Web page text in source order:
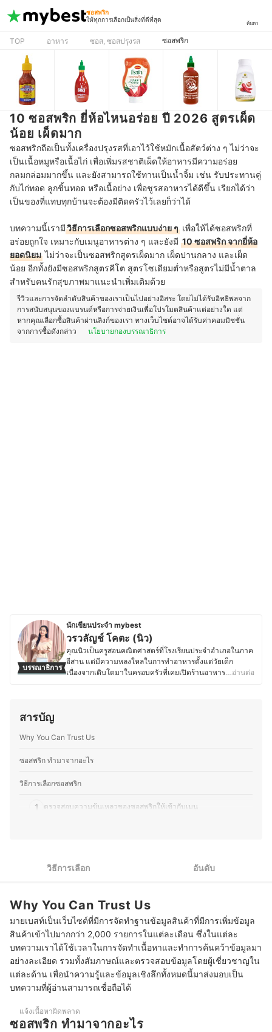
ซอสพริก
ให้ทุกการเลือกเป็นสิ่งที่ดีที่สุด
ค้นหา
TOP อาหาร ซอส, ซอสปรุงรส ซอสพริก
10 ซอสพริก ยี่ห้อไหนอร่อย ปี 2026 สูตรเผ็ด
น้อย เผ็ดมาก
ซอสพริกถือเป็นทั้งเครื่องปรุงรสที่เอาไว้ใช้หมักเนื้อสัตว์ต่าง ๆ ไม่ว่าจะ
เป็นเนื้อหมูหรือเนื้อไก่ เพื่อเพิ่มรสชาติเผ็ดให้อาหารมีความอร่อย
กลมกล่อมมากขึ้น และยังสามารถใช้ทานเป็นน้ำจิ้ม เช่น รับประทานคู่
กับไก่ทอด ลูกชิ้นทอด หรือเนื้อย่าง เพื่อชูรสอาหารได้ดีขึ้น เรียกได้ว่า
เป็นของที่แทบทุกบ้านจะต้องมีติดครัวไว้เลยก็ว่าได้
บทความนี้เรามีวิธีการเลือกซอสพริกแบบง่าย ๆ เพื่อให้ได้ซอสพริกที่
อร่อยถูกใจ เหมาะกับเมนูอาหารต่าง ๆ และยังมี 10 ซอสพริก จากยี่ห้อ
ยอดนิยม ไม่ว่าจะเป็นซอสพริกสูตรเผ็ดมาก เผ็ดปานกลาง และเผ็ด
น้อย อีกทั้งยังมีซอสพริกสูตรคีโต สูตรโซเดียมต่ำหรือสูตรไม่มีน้ำตาล
สำหรับคนรักสุขภาพมาแนะนำเพิ่มเติมด้วย
รีวิวและการจัดลำดับสินค้าของเราเป็นไปอย่างอิสระ โดยไม่ได้รับอิทธิพลจาก
การสนับสนุนของแบรนด์หรือการจ่ายเงินเพื่อโปรโมตสินค้าแต่อย่างใด แต่
หากคุณเลือกซื้อสินค้าผ่านลิงก์ของเรา ทางเว็บไซต์อาจได้รับค่าคอมมิชชั่น
จากการซื้อดังกล่าว
นโยบายกองบรรณาธิการ
บรรณาธิการ
นักเขียนประจำ mybest
วรวลัญช์ โคตะ (นิว)
คุณนิวเป็นครูสอนคณิตศาสตร์ที่โรงเรียนประจำอำเภอในภาค
อีสาน แต่มีความหลงใหลในการทำอาหารตั้งแต่วัยเด็ก
เนื่องจากเติบโตมาในครอบครัวที่เคยเปิดร้านอาหาร ทำให้มี
เพื่อให้ผู้อ่านสามารถนำไปปรับใช้ในชีวิตประจำวันได้ง่ายขึ้น
อาหารที่สะดวกและเหมาะสมกับไลฟ์สไตล์ของแต่ละคน เพื่อ
ประวัติของ วรวลัญช์ โคตะ (นิว)
…อ่านต่อ
สารบัญ
Why You Can Trust Us
ซอสพริก ทํามาจากอะไร
วิธีการเลือกซอสพริก
1 ตรวจสอบความข้นเหลวของซอสพริกให้เข้ากับเมนู
4 เลือกซอสพริกสูตรคีโต ไร้น้ำตาลเพื่อสุขภาพ
10 ซอสพริก ยี่ห้อไหนอร่อย สูตรเผ็ดน้อย เผ็ดมาก
ซอสพริก ทําอะไรได้บ้าง
วิธีทําซอสพริก คีโต
วิธีการเลือก อันดับ
Why You Can Trust Us
มายเบสท์เป็นเว็บไซต์ที่มีการจัดทำฐานข้อมูลสินค้าที่มีการเพิ่มข้อมูล
สินค้าเข้าไปมากกว่า 2,000 รายการในแต่ละเดือน ซึ่งในแต่ละ
บทความเราได้ใช้เวลาในการจัดทำเนื้อหาและทำการค้นคว้าข้อมูลมา
อย่างละเอียด รวมทั้งสัมภาษณ์และตรวจสอบข้อมูลโดยผู้เชี่ยวชาญใน
แต่ละด้าน เพื่อนำความรู้และข้อมูลเชิงลึกทั้งหมดนี้มาส่งมอบเป็น
บทความที่ผู้อ่านสามารถเชื่อถือได้
แจ้งเนื้อหาผิดพลาด
ซอสพริก ทํามาจากอะไร